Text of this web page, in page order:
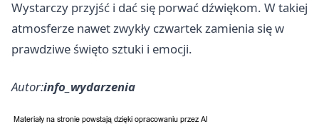
Wystarczy przyjść i dać się porwać dźwiękom. W takiej
atmosferze nawet zwykły czwartek zamienia się w
prawdziwe święto sztuki i emocji.
Autor:info_wydarzenia